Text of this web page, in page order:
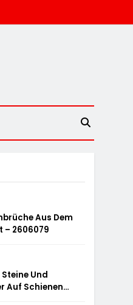
Aus Dem
– 2606079
Steine Und
Auf Schienen